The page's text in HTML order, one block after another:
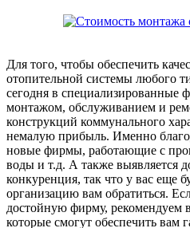
Для того, чтобы обеспечить
отопительной системы любого
сегодня в специализированные
монтажом, обслуживанием и
конструкций коммунального
немалую прибыль. Именно
новые фирмы, работающие с
воды и т.д. А также выявляется
конкуренция, так что у вас еще
организацию вам обратиться.
достойную фирму, рекомендуем
которые смогут обеспечить вам